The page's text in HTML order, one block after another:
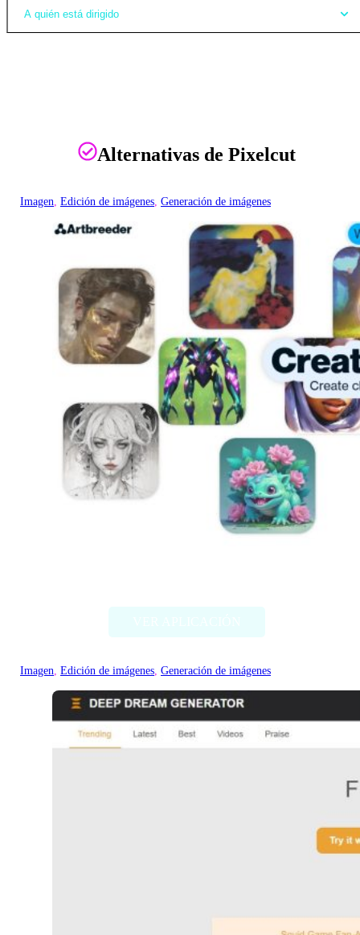
A quién está dirigido
Alternativas de Pixelcut
Imagen, Edición de imágenes, Generación de imágenes
Imagen, Edición de imágenes, Generación de imágenes